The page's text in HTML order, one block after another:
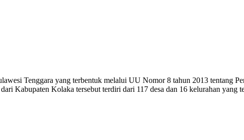
Tenggara yang terbentuk melalui UU Nomor 8 tahun 2013 tentang
Kabupaten Kolaka tersebut terdiri dari 117 desa dan 16 kelurahan yang